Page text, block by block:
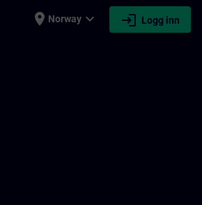
place Norway expand_more login Logg inn